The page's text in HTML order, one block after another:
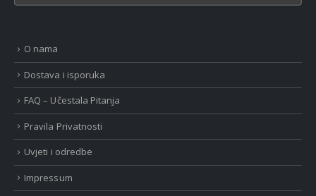
O nama
Dostava i isporuka
FAQ – Učestala Pitanja
Pravila Privatnosti
Uvjeti i odredbe
Impressum